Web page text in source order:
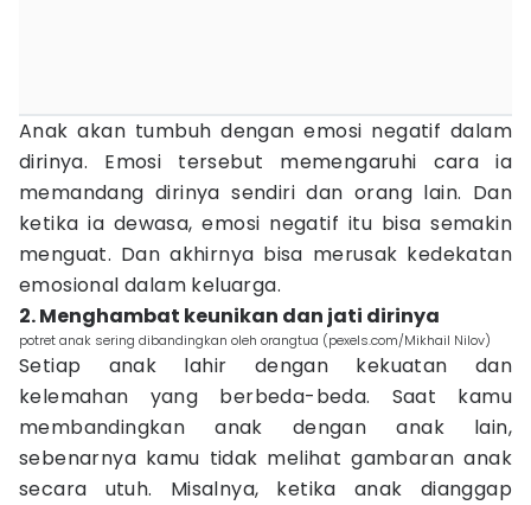
Anak akan tumbuh dengan emosi negatif dalam
dirinya. Emosi tersebut memengaruhi cara ia
memandang dirinya sendiri dan orang lain. Dan
ketika ia dewasa, emosi negatif itu bisa semakin
menguat. Dan akhirnya bisa merusak kedekatan
emosional dalam keluarga.
2. Menghambat keunikan dan jati dirinya
potret anak sering dibandingkan oleh orangtua (pexels.com/Mikhail Nilov)
Setiap anak lahir dengan kekuatan dan
kelemahan yang berbeda-beda. Saat kamu
membandingkan anak dengan anak lain,
sebenarnya kamu tidak melihat gambaran anak
secara utuh. Misalnya, ketika anak dianggap